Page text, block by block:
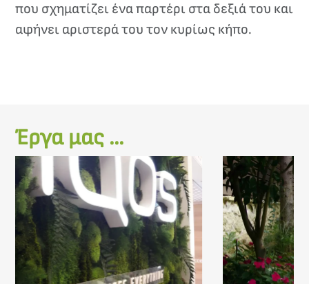
που σχηματίζει ένα παρτέρι στα δεξιά του και
αφήνει αριστερά του τον κυρίως κήπο.
Έργα μας ...